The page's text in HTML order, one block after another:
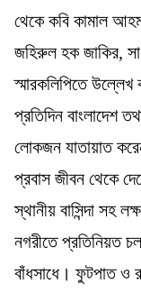
থেকে কবি কামাল
জহিরুল হক জাকির,
স্মারকলিপিতে উল্লেখ
প্রতিদিন বাংলাদেশ
লোকজন যাতায়াত
প্রবাস জীবন থেকে
স্থানীয় বাসিন্দা সহ
নগরীতে প্রতিনিয়ত
বাঁধসাধে। ফুটপাত ও